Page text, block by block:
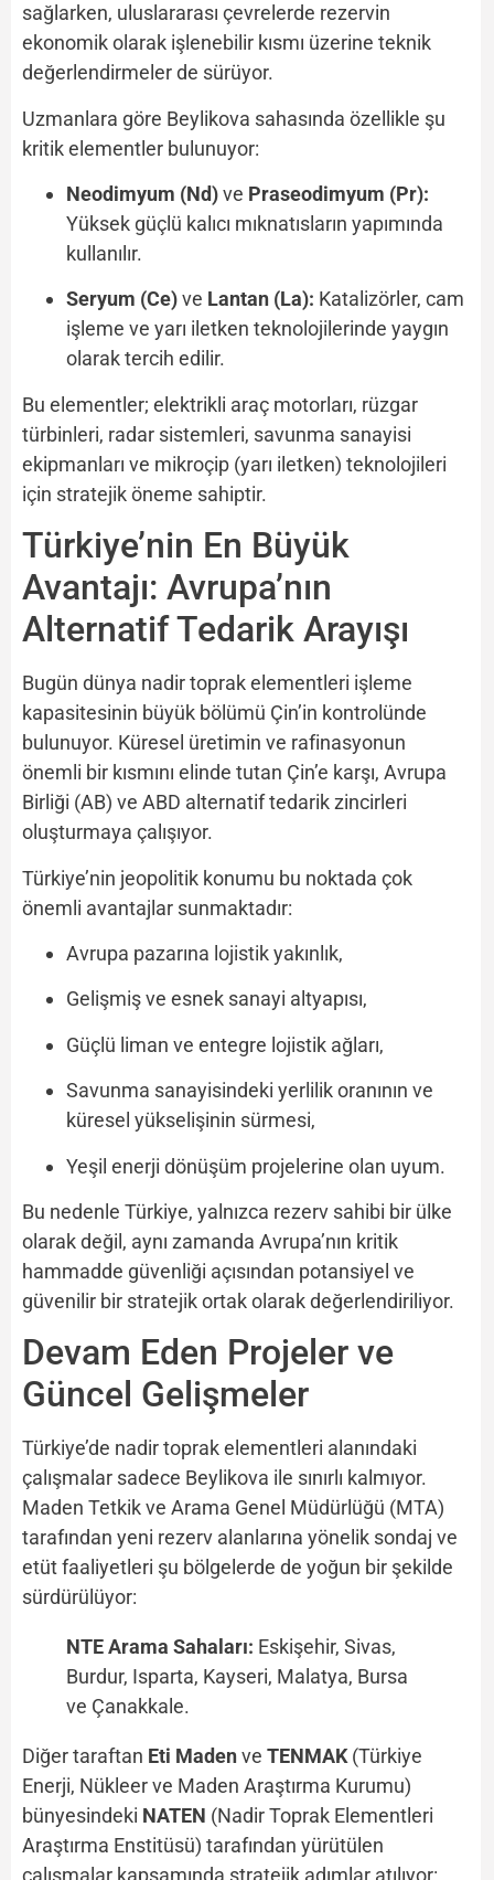
sağlarken, uluslararası çevrelerde rezervin
ekonomik olarak işlenebilir kısmı üzerine teknik
değerlendirmeler de sürüyor.
Uzmanlara göre Beylikova sahasında özellikle şu
kritik elementler bulunuyor:
Neodimyum (Nd)ve Praseodimyum (Pr):
Yüksek güçlü kalıcı mıknatısların yapımında
kullanılır.
Seryum (Ce)ve Lantan (La): Katalizörler, cam
işleme ve yarı iletken teknolojilerinde yaygın
olarak tercih edilir.
Bu elementler; elektrikli araç motorları, rüzgar
türbinleri, radar sistemleri, savunma sanayisi
ekipmanları ve mikroçip (yarı iletken) teknolojileri
için stratejik öneme sahiptir.
Türkiye’nin En Büyük
Avantajı: Avrupa’nın
Alternatif Tedarik Arayışı
Bugün dünya nadir toprak elementleri işleme
kapasitesinin büyük bölümü Çin’in kontrolünde
bulunuyor. Küresel üretimin ve rafinasyonun
önemli bir kısmını elinde tutan Çin’e karşı, Avrupa
Birliği (AB) ve ABD alternatif tedarik zincirleri
oluşturmaya çalışıyor.
Türkiye’nin jeopolitik konumu bu noktada çok
önemli avantajlar sunmaktadır:
Avrupa pazarına lojistik yakınlık,
Gelişmiş ve esnek sanayi altyapısı,
Güçlü liman ve entegre lojistik ağları,
Savunma sanayisindeki yerlilik oranının ve
küresel yükselişinin sürmesi,
Yeşil enerji dönüşüm projelerine olan uyum.
Bu nedenle Türkiye, yalnızca rezerv sahibi bir ülke
olarak değil, aynı zamanda Avrupa’nın kritik
hammadde güvenliği açısından potansiyel ve
güvenilir bir stratejik ortak olarak değerlendiriliyor.
Devam Eden Projeler ve
Güncel Gelişmeler
Türkiye’de nadir toprak elementleri alanındaki
çalışmalar sadece Beylikova ile sınırlı kalmıyor.
Maden Tetkik ve Arama Genel Müdürlüğü (MTA)
tarafından yeni rezerv alanlarına yönelik sondaj ve
etüt faaliyetleri şu bölgelerde de yoğun bir şekilde
sürdürülüyor:
NTE Arama Sahaları: Eskişehir, Sivas,
Burdur, Isparta, Kayseri, Malatya, Bursa
ve Çanakkale.
Diğer taraftan Eti Madenve TENMAK(Türkiye
Enerji, Nükleer ve Maden Araştırma Kurumu)
bünyesindeki NATEN (Nadir Toprak Elementleri
Araştırma Enstitüsü) tarafından yürütülen
çalışmalar kapsamında stratejik adımlar atılıyor: